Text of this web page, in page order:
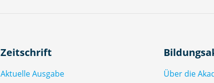
Zeitschrift
Aktuelle Ausgabe
Über die